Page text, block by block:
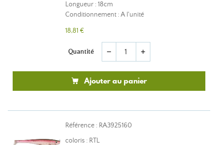
Longueur : 18cm
Conditionnement : A l'unité
18,81 €
Quantité remove add
Ajouter au panier
Référence : RA3925160
coloris : RTL